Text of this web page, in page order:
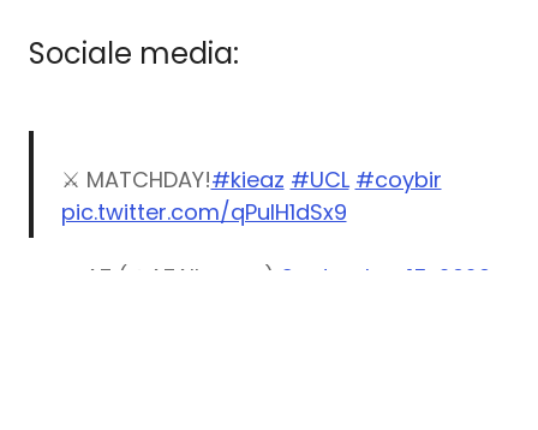
Sociale media:
⚔️ MATCHDAY!#kieaz #UCL #coybir
pic.twitter.com/qPuIH1dSx9
— AZ (@AZAlkmaar) September 15, 2020